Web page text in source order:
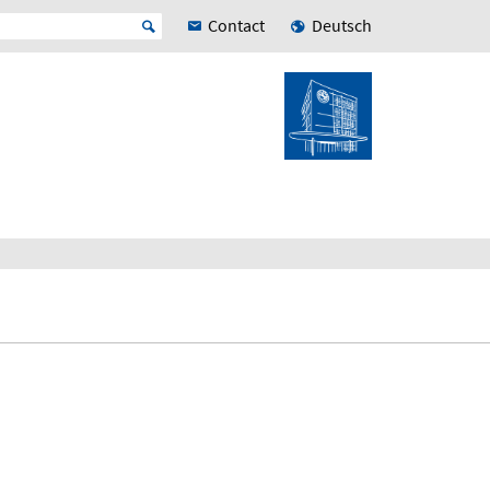
Contact Deutsch